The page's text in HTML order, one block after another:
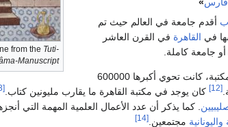
from the Tuti-
Manuscript
فارس»
أقدم جامعة في العالم حيث تم
في القاهرة في القرن العاشر
أو جامعة كاملة.
و 70 مكتبة، كانت تحوي أكبرها 600000
[12] كان يوجد في مكتبة القاهرة ما يقارب مليونين كتاب.[13]
. كما يذكر أن عدد الأعمال العلمية المهمة التي
واليونانية مجتمعين.[14]